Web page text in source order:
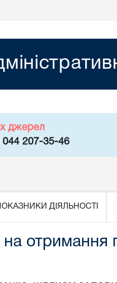
джерел
044 207-35-46
ДІЯЛЬНОСТІ
отримання